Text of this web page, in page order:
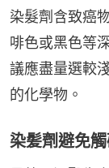
染髮劑含致癌
啡色或黑色等
議應盡量選較
的化學物。
染髪劑避免